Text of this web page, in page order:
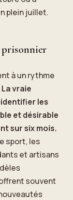
plein juillet.
prisonnier
à un rythme
La vraie
les
et désirable
sur six mois.
sport, les
et artisans
souvent